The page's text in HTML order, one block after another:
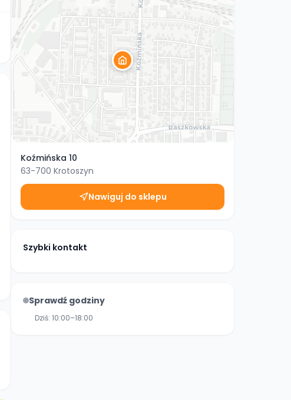
Koźmińska 10
63-700 Krotoszyn
Nawiguj do sklepu
Szybki kontakt
Sprawdź godziny
Dziś: 10:00–18:00